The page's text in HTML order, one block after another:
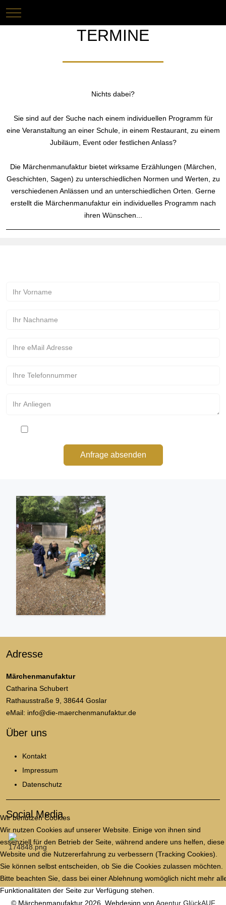
Mobile Menu Toggle
TERMINE
Nichts dabei?
Sie sind auf der Suche nach einem individuellen Programm für
eine Veranstaltung an einer Schule, in einem Restaurant, zu einem
Jubiläum, Event oder festlichen Anlass?
Die Märchenmanufaktur bietet wirksame Erzählungen (Märchen,
Geschichten, Sagen) zu unterschiedlichen Normen und Werten, zu
verschiedenen Anlässen und an unterschiedlichen Orten. Gerne
erstellt die Märchenmanufaktur ein individuelles Programm nach
ihren Wünschen...
Anfrage absenden
Adresse
Märchenmanufaktur
Catharina Schubert
Rathausstraße 9, 38644 Goslar
eMail: info@die-maerchenmanufaktur.de
Über uns
Kontakt
Impressum
Datenschutz
Social Media
© Märchenmanufaktur 2026, Webdesign von Agentur GlückAUF
Wir benutzen Cookies
Wir nutzen Cookies auf unserer Website. Einige von ihnen sind
essenziell für den Betrieb der Seite, während andere uns helfen, diese
Website und die Nutzererfahrung zu verbessern (Tracking Cookies).
Sie können selbst entscheiden, ob Sie die Cookies zulassen möchten.
Bitte beachten Sie, dass bei einer Ablehnung womöglich nicht mehr
Funktionalitäten der Seite zur Verfügung stehen.